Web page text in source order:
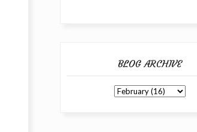
BLOG ARCHIVE